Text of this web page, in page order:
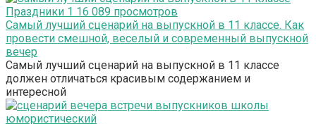
Праздники 1 16 089 просмотров
Самый лучший сценарий на выпускной в 11 классе. Как
провести смешной, веселый и современный выпускной
вечер
Самый лучший сценарий на выпускной в 11 классе
должен отличаться красивым содержанием и
интересной